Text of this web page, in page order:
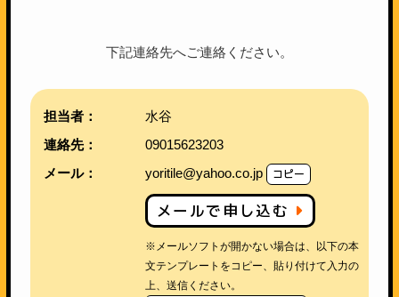
下記連絡先へご連絡ください。
担当者：
水谷
連絡先：
09015623203
メール：
yoritile@yahoo.co.jp コピー
メールで申し込む
※メールソフトが開かない場合は、以下の本
文テンプレートをコピー、貼り付けて入力の
上、送信ください。